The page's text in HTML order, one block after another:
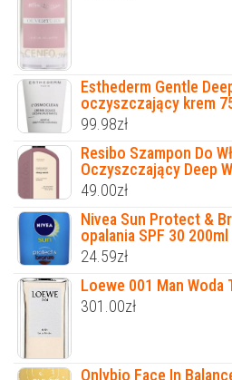
Esthederm Gentle
oczyszczający krem
99.98zł
Resibo Szampon Do
Oczyszczający Deep
49.00zł
Nivea Sun Protect &
opalania SPF 30 200ml
24.59zł
Loewe 001 Man Woda
301.00zł
Onlybio Face In